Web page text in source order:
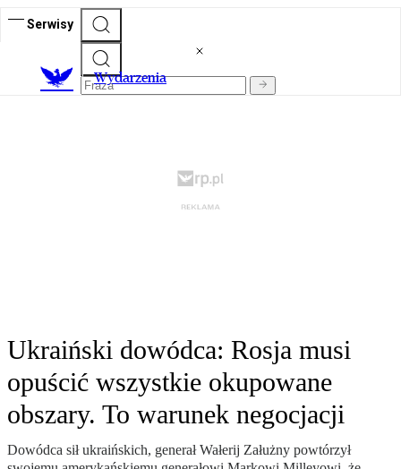
Serwisy
Wydarzenia
Ukraiński dowódca: Rosja musi
opuścić wszystkie okupowane
obszary. To warunek negocjacji
Dowódca sił ukraińskich, generał Wałerij Załużny powtórzył